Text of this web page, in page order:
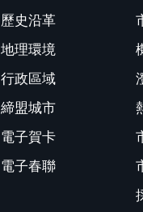
歷史沿革
地理環境
行政區域
締盟城市
電子賀卡
電子春聯